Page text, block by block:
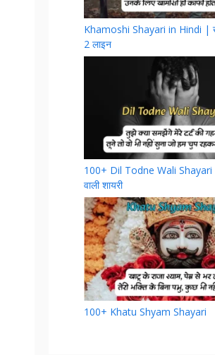
Khamoshi Shayari in Hindi |
2 लाइन
100+ Dil Todne Wali
वाली शायरी
100+ Khatu Shyam Shayari